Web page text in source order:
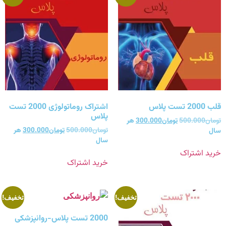
قلب 2000 تست پلاس
تومان500.000تومان300.000هر
سال
خرید اشتراک
اشتراک روماتولوژی 2000 تست
پلاس
تومان500.000تومان300.000هر
سال
خرید اشتراک
تخفیف! تخفیف!
2000 تست پلاس-روانپزشکی